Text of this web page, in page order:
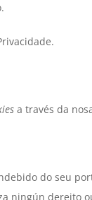
a través da
do seu
ningún